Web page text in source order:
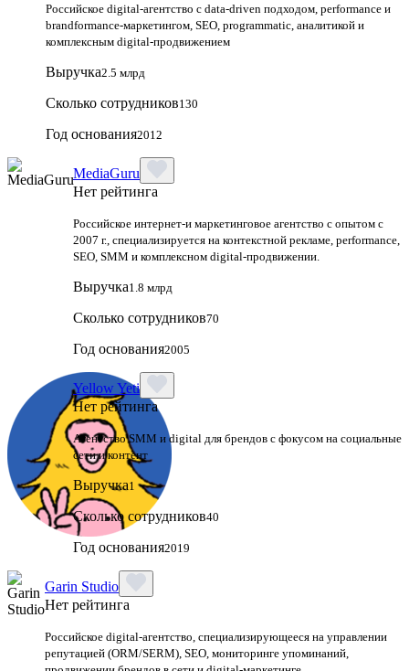
Российское digital-агентство с data-driven подходом, performance и
brandformance-маркетингом, SEO, programmatic, аналитикой и
комплексным digital-продвижением
Выручка2.5 млрд
Сколько сотрудников130
Год основания2012
MediaGuru
Нет рейтинга
Российское интернет-и маркетинговое агентство с опытом с
2007 г., специализируется на контекстной рекламе, performance,
SEO, SMM и комплексном digital-продвижении.
Выручка1.8 млрд
Сколько сотрудников70
Год основания2005
Yellow Yeti
Нет рейтинга
Агентство SMM и digital для брендов с фокусом на социальные
сети и контент
Выручка1
Сколько сотрудников40
Год основания2019
Garin Studio
Нет рейтинга
Российское digital-агентство, специализирующееся на управлении
репутацией (ORM/SERM), SEO, мониторинге упоминаний,